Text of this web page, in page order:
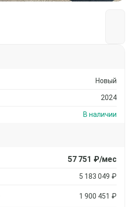
Новый
2024
В наличии
57 751 ₽/мес
5 183 049 ₽
1 900 451 ₽